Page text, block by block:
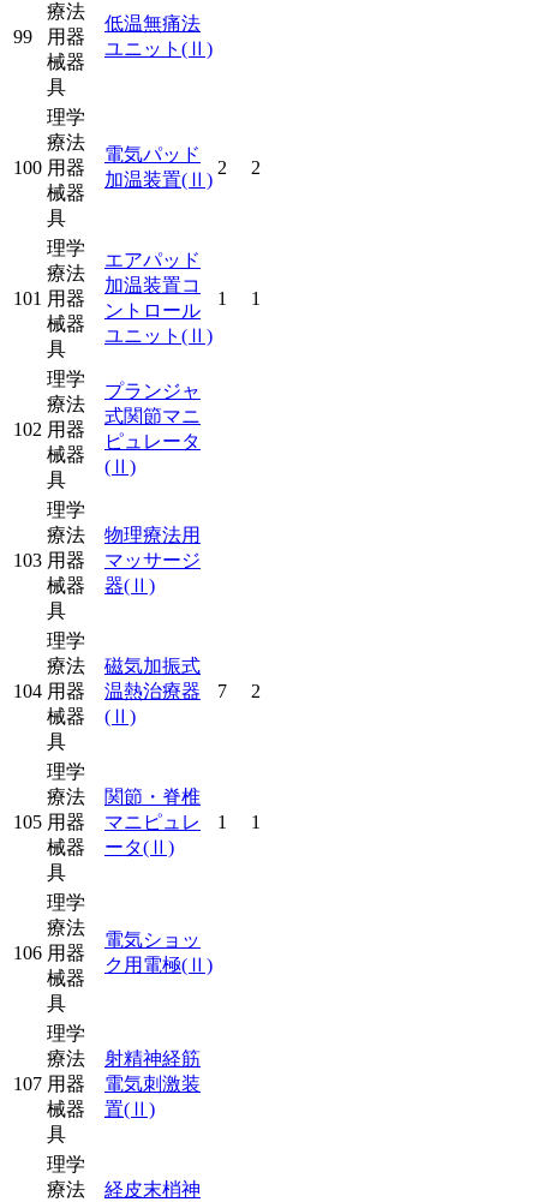
99
療法
用器
械器
具
低温無痛法
ユニット (Ⅱ)
100
理学
療法
用器
械器
具
電気パッド
加温装置(Ⅱ)
2 2
101
理学
療法
用器
械器
具
エアパッド
加温装置コ
ントロール
ユニット (Ⅱ)
1 1
102
理学
療法
用器
械器
具
プランジャ
式関節マニ
ピュレータ
(Ⅱ)
103
理学
療法
用器
械器
具
物理療法用
マッサージ
器(Ⅱ)
104
理学
療法
用器
械器
具
磁気加振式
温熱治療器
(Ⅱ)
7 2
105
理学
療法
用器
械器
具
関節・脊椎
マニピュレ
ータ(Ⅱ)
1 1
106
理学
療法
用器
械器
具
電気ショッ
ク用電極(Ⅱ)
107
理学
療法
用器
械器
具
射精神経筋
電気刺激装
置(Ⅱ)
理学
療法
経皮末梢神